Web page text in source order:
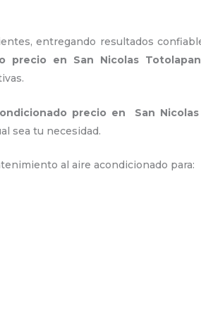
entregando resultados
precio en San Nicolas Totolapan
precio en San
sea tu necesidad.
al aire acondicionado para: